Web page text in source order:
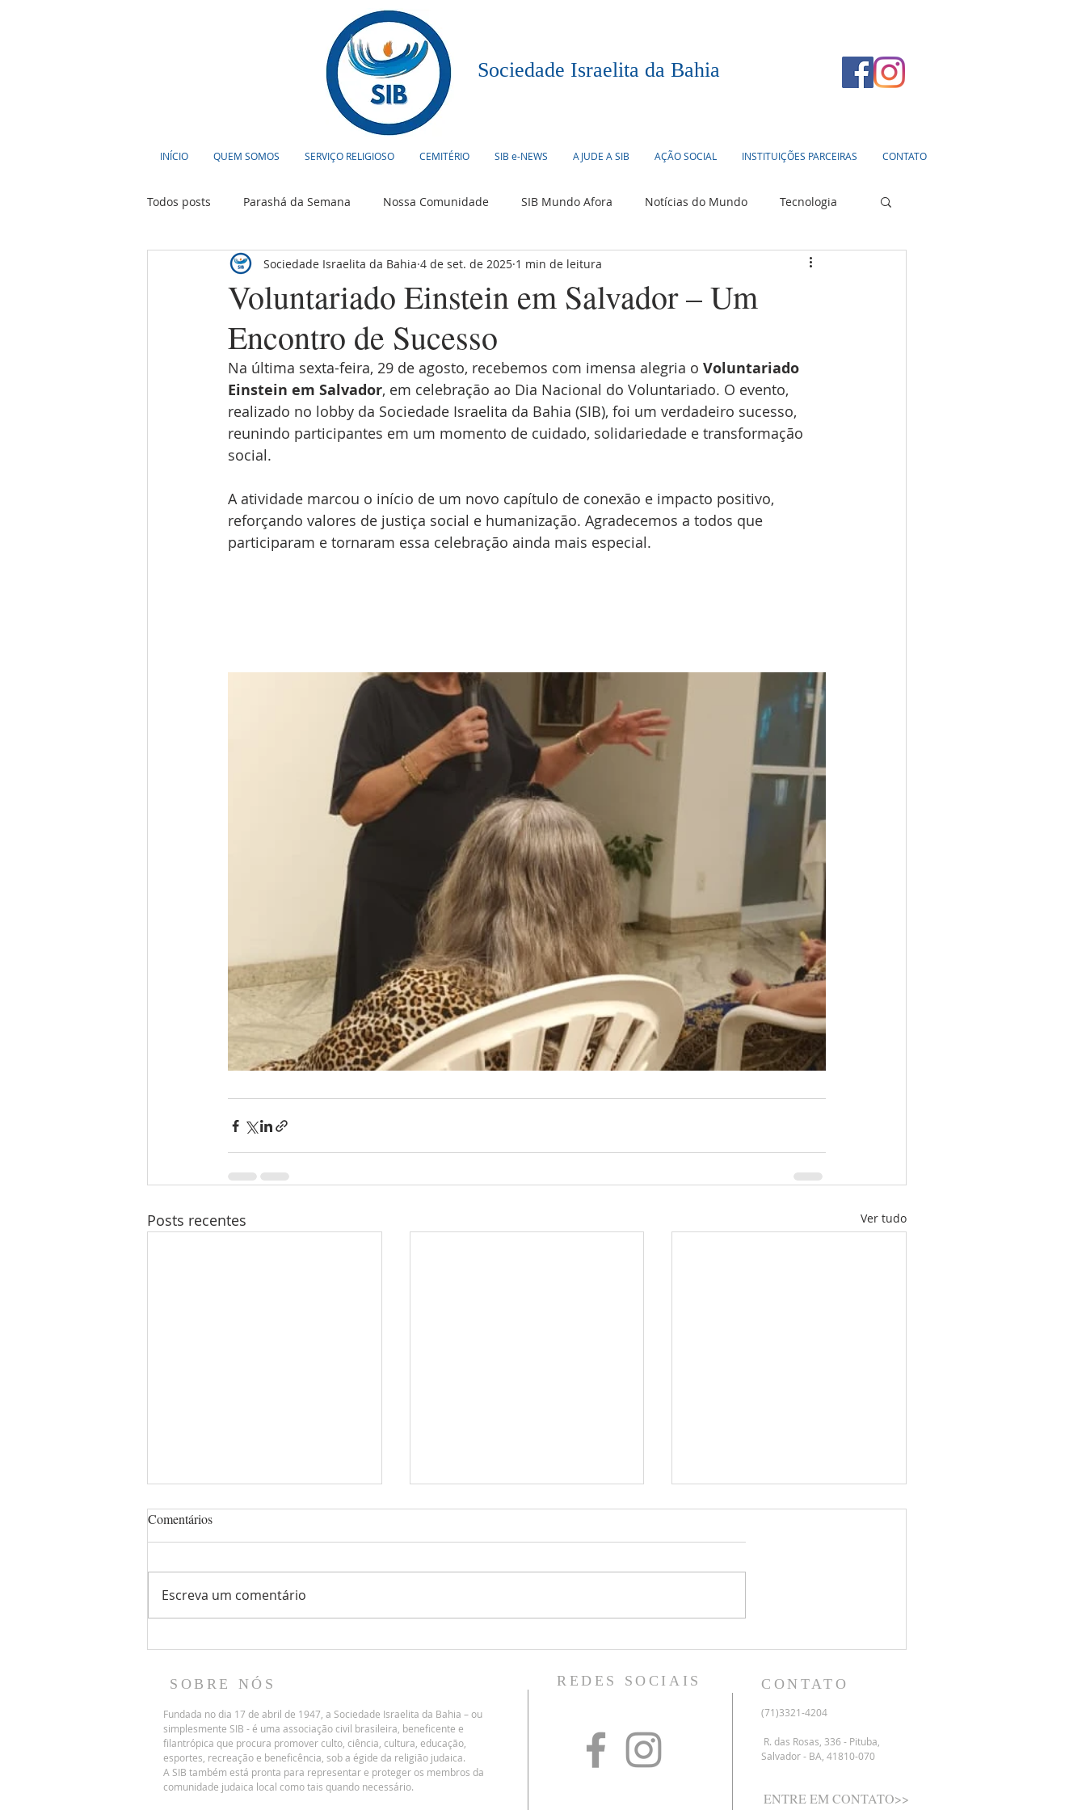
Sociedade Israelita da Bahia
INÍCIO QUEM SOMOS SERVIÇO RELIGIOSO CEMITÉRIO SIB e-NEWS AJUDE A SIB AÇÃO SOCIAL INSTITUIÇÕES PARCEIRAS CONTATO
Todos posts Parashá da Semana Nossa Comunidade SIB Mundo Afora Notícias do Mundo Tecnologia
Curiosidades Turismo Humor Judaico Culinária
Voluntariado Einstein em Salvador – Um
Encontro de Sucesso
Sociedade Israelita da Bahia 4 de set. de 2025 1 min de leitura
Na última sexta-feira, 29 de agosto, recebemos com imensa alegria o Voluntariado
Einstein em Salvador, em celebração ao Dia Nacional do Voluntariado. O evento,
realizado no lobby da Sociedade Israelita da Bahia (SIB), foi um verdadeiro sucesso,
reunindo participantes em um momento de cuidado, solidariedade e transformação
social.
A atividade marcou o início de um novo capítulo de conexão e impacto positivo,
reforçando valores de justiça social e humanização. Agradecemos a todos que
participaram e tornaram essa celebração ainda mais especial.
Posts recentes Ver tudo
Parashat Reê/Reei 5786
O que é a visão? O que é
que é preciso para enxergar e
não apenas ver? O que é
é a
Notícias de Israel
PAUSA DAS GUERRAS E VIVA A
tirar do dia a dia e convidar a
Shuvá e Teshuvá: o caminho e o
palavras hebraicas aparecem
mesma raiz hebraica (שוב –
Comentários
Escreva um comentário
SOBRE NÓS
Fundada no dia 17 de abril de 1947, a Sociedade Israelita da Bahia – ou
simplesmente SIB - é uma associação civil brasileira, beneficente e
filantrópica que procura promover culto, ciência, cultura, educação,
esportes, recreação e beneficência, sob a égide da religião judaica.
A SIB também está pronta para representar e proteger os membros da
comunidade judaica local como tais quando necessário.
REDES SOCIAIS CONTATO
(71)3321-4204
R. das Rosas, 336 - Pituba,
Salvador - BA, 41810-070
ENTRE EM CONTATO>>